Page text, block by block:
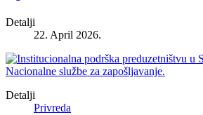
Detalji
22. April 2026.
Detalji
Privreda